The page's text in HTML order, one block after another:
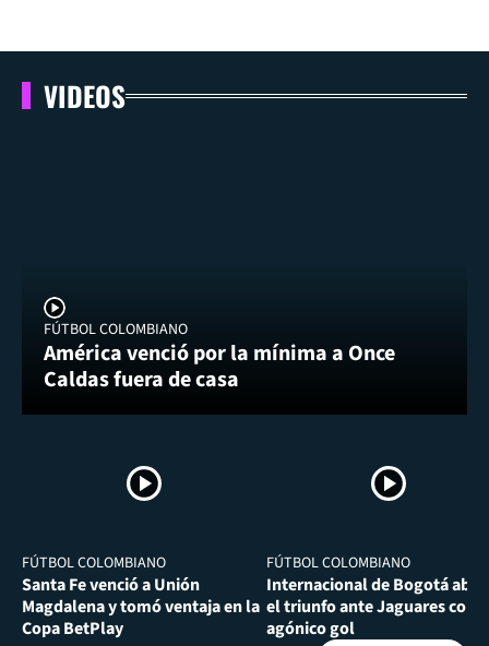
VIDEOS
FÚTBOL COLOMBIANO
América venció por la mínima a Once
Caldas fuera de casa
FÚTBOL COLOMBIANO
Santa Fe venció a Unión
Magdalena y tomó ventaja en la
Copa BetPlay
FÚTBOL COLOMBIANO
Internacional de Bogotá
el triunfo ante Jaguares con
agónico gol